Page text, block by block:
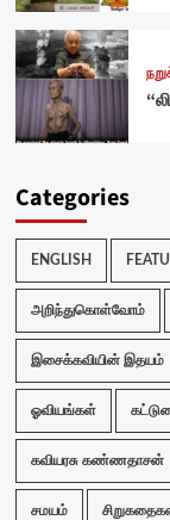
Categories
ENGLISH
அறிந்துகொள்வோம்
இசைக்கவியின் இதயம்
ஓவியங்கள்
கவியரசு கண்ணதாசன்
சமயம்